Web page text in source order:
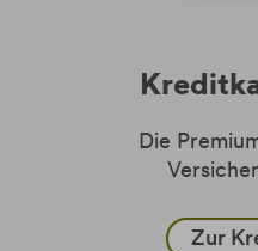
Die
Zur